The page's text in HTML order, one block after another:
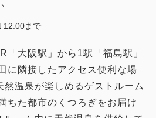
合計 26,400円
詳細 今すぐ予約
12:00まで
「大阪駅」から1駅「福島駅」
に隣接したアクセス便利な場
然温泉が楽しめるゲストルーム
ちた都市のくつろぎをお届け